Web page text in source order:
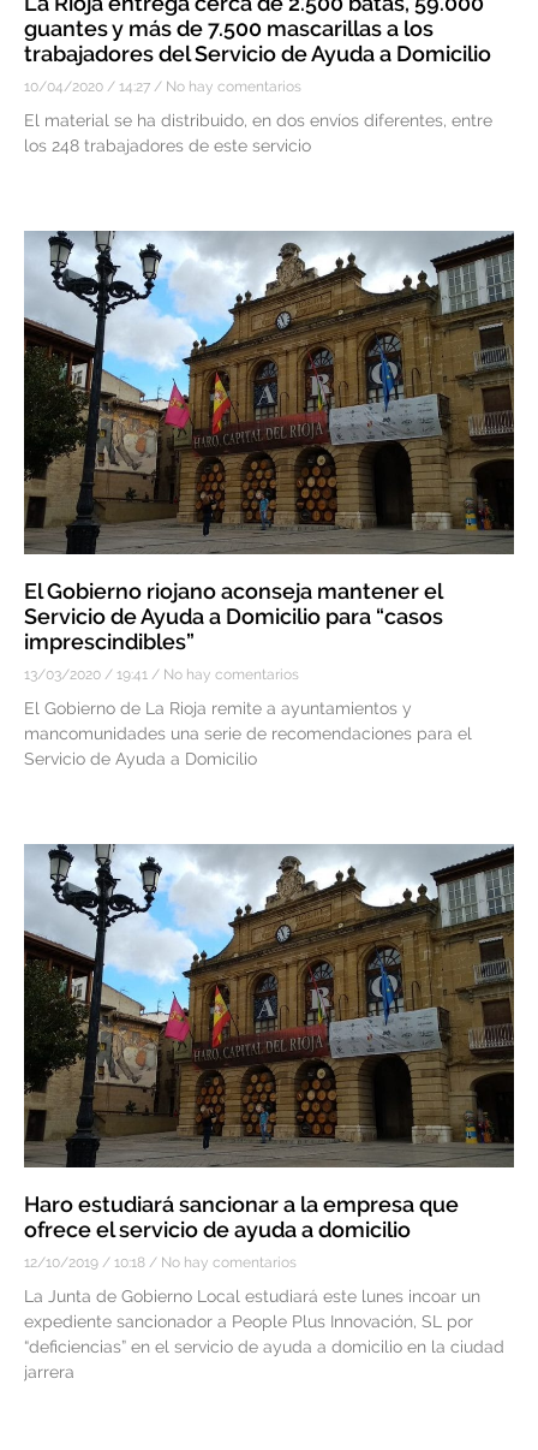
guantes y más de 7.500 mascarillas a los
trabajadores del Servicio de Ayuda a Domicilio
10/04/2020 14:27 No hay comentarios
El material se ha distribuido, en dos envíos diferentes, entre
los 248 trabajadores de este servicio
El Gobierno riojano aconseja mantener el
Servicio de Ayuda a Domicilio para “casos
imprescindibles”
13/03/2020 19:41 No hay comentarios
El Gobierno de La Rioja remite a ayuntamientos y
mancomunidades una serie de recomendaciones para el
Servicio de Ayuda a Domicilio
Haro estudiará sancionar a la empresa que
ofrece el servicio de ayuda a domicilio
12/10/2019 10:18 No hay comentarios
La Junta de Gobierno Local estudiará este lunes incoar un
expediente sancionador a People Plus Innovación, SL por
“deficiencias” en el servicio de ayuda a domicilio en la ciudad
jarrera